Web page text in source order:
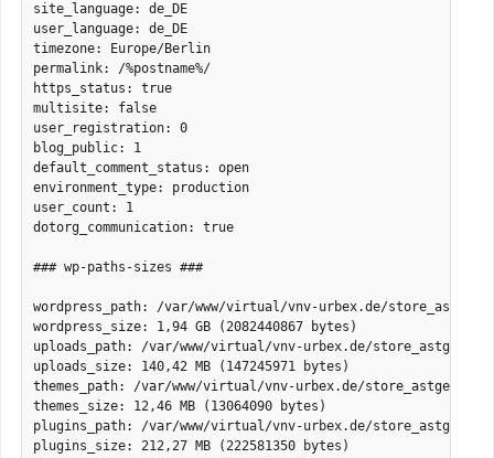
site_language: de_DE
user_language: de_DE
timezone: Europe/Berlin
permalink: /%postname%/
https_status: true
multisite: false
user_registration: 0
blog_public: 1
default_comment_status: open
environment_type: production
user_count: 1
dotorg_communication: true
### wp-paths-sizes ###
wordpress_path: /var/www/virtual/vnv-urbex.de/
wordpress_size: 1,94 GB (2082440867 bytes)
uploads_path: /var/www/virtual/vnv-urbex.de/
uploads_size: 140,42 MB (147245971 bytes)
themes_path: /var/www/virtual/vnv-urbex.de/
themes_size: 12,46 MB (13064090 bytes)
plugins_path: /var/www/virtual/vnv-urbex.de/
plugins_size: 212,27 MB (222581350 bytes)